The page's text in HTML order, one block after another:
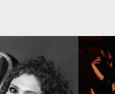
Sjefdirigent